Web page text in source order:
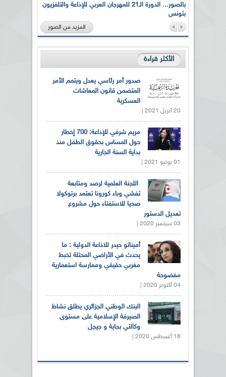
بالصور... الدورة الـ21 للمهرجان العربي للإذاعة والتلفزيون
بتونس
المزيد من الصور
الأكثر قراءة
صدور أمر رئاسي يعدل ويتمم الأمر
المتضمن قانون المعاشات
العسكرية
20 أبريل 2021 |
مريم شرفي للإذاعة: 700 إخطار
حول المساس بحقوق الطفل منذ
بداية السنة الجارية
01 يونيو 2021 |
اللجنة العلمية لرصد ومتابعة
تفشي وباء كورونا تعتمد برتوكولا
صحيا للاستفتاء حول مشروع
تعديل الدستور
03 سبتمبر 2020 |
أميناتو حيدر للاذاعة الدولية : ما
يحدث في الأراضي المحتلة تخبط
مغربي حقيقي وممارسة استعمارية
مفضوحة
04 أكتوبر 2020 |
البنك الوطني الجزائري يطلق نشاط
الصيرفة الإسلامية على مستوى
وكالتي بجاية و جيجل
18 أغسطس 2020 |